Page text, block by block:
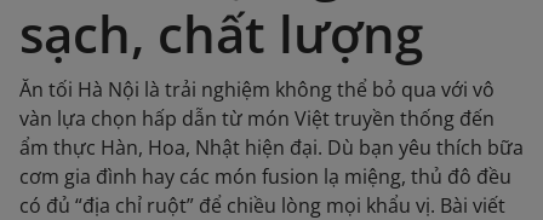
sạch, chất lượng
Ăn tối Hà Nội là trải nghiệm không thể bỏ qua với vô
vàn lựa chọn hấp dẫn từ món Việt truyền thống đến
ẩm thực Hàn, Hoa, Nhật hiện đại. Dù bạn yêu thích bữa
cơm gia đình hay các món fusion lạ miệng, thủ đô đều
có đủ “địa chỉ ruột” để chiều lòng mọi khẩu vị. Bài viết